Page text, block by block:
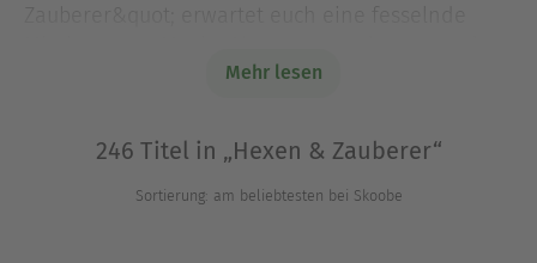
Charakteren. Diese Geschichten entführen kleine
gemeinsam mit mutigen Hexen und cleveren
Zauberern das Unbekannte erkunden. Für
neugierige Entdecker*innen sind diese Bücher
Mehr lesen
246 Titel in „Hexen & Zauberer“
Sortierung: am beliebtesten bei Skoobe